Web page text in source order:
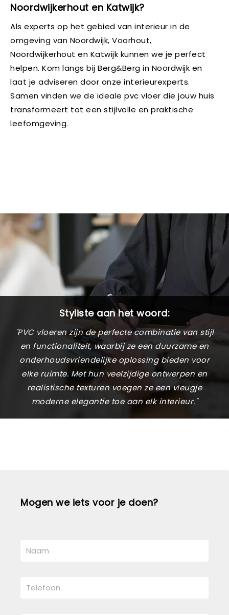
Noordwijkerhout en Katwijk?
Als experts op het gebied van interieur in de
omgeving van Noordwijk, Voorhout,
Noordwijkerhout en Katwijk kunnen we je perfect
helpen. Kom langs bij Berg&Berg in Noordwijk en
laat je adviseren door onze interieurexperts.
Samen vinden we de ideale pvc vloer die jouw huis
transformeert tot een stijlvolle en praktische
leefomgeving.
Styliste aan het woord:
"PVC vloeren zijn de perfecte combinatie van stijl
en functionaliteit, waarbij ze een duurzame en
onderhoudsvriendelijke oplossing bieden voor
elke ruimte. Met hun veelzijdige ontwerpen en
realistische texturen voegen ze een vleugje
moderne elegantie toe aan elk interieur."
Mogen we iets voor je doen?